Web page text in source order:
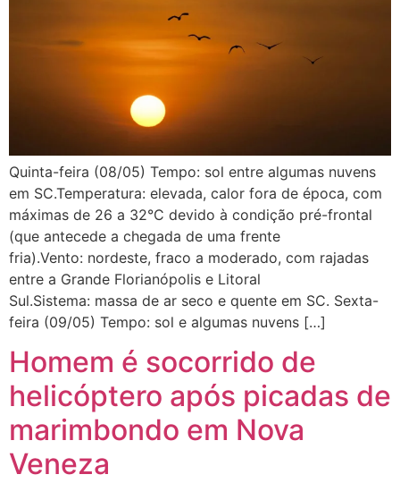
Quinta-feira (08/05) Tempo: sol entre algumas nuvens
em SC.Temperatura: elevada, calor fora de época, com
máximas de 26 a 32°C devido à condição pré-frontal
(que antecede a chegada de uma frente
fria).Vento: nordeste, fraco a moderado, com rajadas
entre a Grande Florianópolis e Litoral
Sul.Sistema: massa de ar seco e quente em SC. Sexta-
feira (09/05) Tempo: sol e algumas nuvens […]
Homem é socorrido de
helicóptero após picadas de
marimbondo em Nova
Veneza